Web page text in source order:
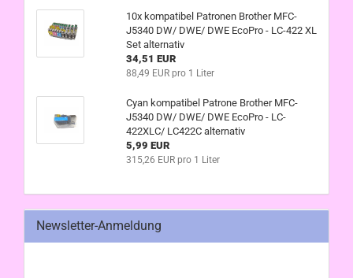
10x kompatibel Patronen Brother MFC-
J5340 DW/ DWE/ DWE EcoPro - LC-422 XL
Set alternativ
34,51 EUR
88,49 EUR pro 1 Liter
Cyan kompatibel Patrone Brother MFC-
J5340 DW/ DWE/ DWE EcoPro - LC-
422XLC/ LC422C alternativ
5,99 EUR
315,26 EUR pro 1 Liter
Newsletter-Anmeldung